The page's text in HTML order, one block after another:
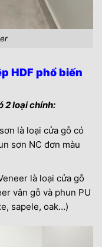
HDF phổ biến
2 loại chính:
là loại cửa gỗ có
sơn NC đơn màu
là loại cửa gỗ
vân gỗ và phun PU
sapele, oak…)